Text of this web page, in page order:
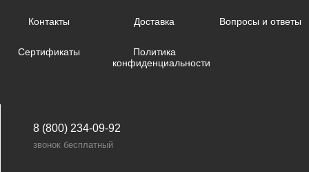
Контакты Доставка Вопросы и ответы
Сертификаты
Политика
конфиденциальности
8 (800) 234-09-92
звонок бесплатный